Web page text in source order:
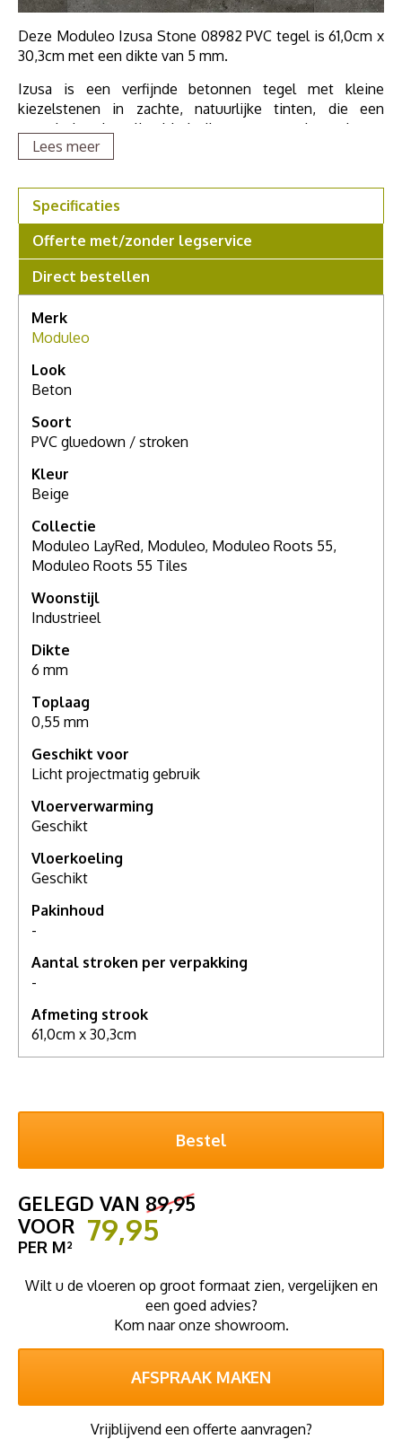
Deze Moduleo Izusa Stone 08982 PVC tegel is 61,0cm x
30,3cm met een dikte van 5 mm.
Izusa is een verfijnde betonnen tegel met kleine
kiezelstenen in zachte, natuurlijke tinten, die een
organische uitstraling biedt die textuur en elegantie aan
elke ruimte toevoegt.
geïntegreerde ondervloer.
Als u meer wilt weten over deze vloer, grotere stalen
wilt zien of meer advies nodig hebt, maak dan een
afspraak in onze showroom. Voor een compleet
persoonlijk advies.
Lees meer
Specificaties
Offerte met/zonder legservice
Direct bestellen
Merk
Moduleo
Look
Beton
Soort
PVC gluedown / stroken
Kleur
Beige
Collectie
Moduleo LayRed, Moduleo, Moduleo Roots 55,
Moduleo Roots 55 Tiles
Woonstijl
Industrieel
Dikte
6 mm
Toplaag
0,55 mm
Geschikt voor
Licht projectmatig gebruik
Vloerverwarming
Geschikt
Vloerkoeling
Geschikt
Pakinhoud
-
Aantal stroken per verpakking
-
Afmeting strook
61,0cm x 30,3cm
GELEGD VAN 89,95
VOOR 79,95
PER M²
Wilt u de vloeren op groot formaat zien, vergelijken en
een goed advies?
Kom naar onze showroom.
AFSPRAAK MAKEN
Vrijblijvend een offerte aanvragen?